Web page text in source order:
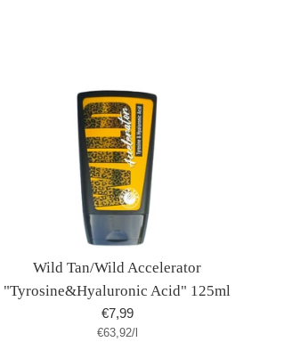
Wild Tan/Wild Accelerator
"Tyrosine&Hyaluronic Acid" 125ml
Normaler
Preis
€7,99
Stückpreis
€63,92/pro
l